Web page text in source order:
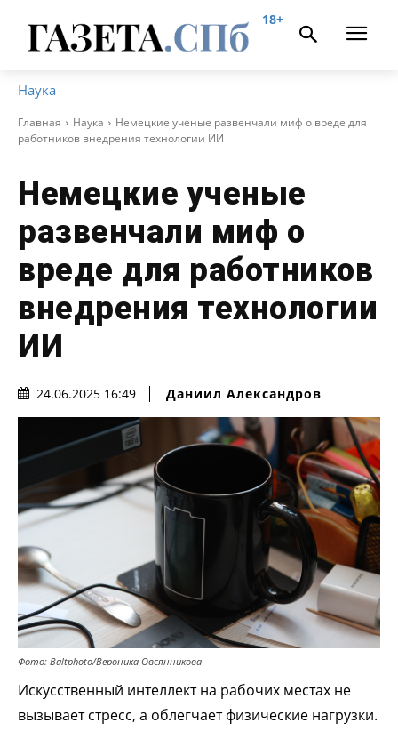
18+
Наука
Главная Наука
Немецкие ученые развенчали миф о вреде для
работников внедрения технологии ИИ
Немецкие ученые
развенчали миф о
вреде для работников
внедрения технологии
ИИ
24.06.2025 16:49 Даниил Александров
Фото: Baltphoto/Вероника Овсянникова
Искусственный интеллект на рабочих местах не
вызывает стресс, а облегчает физические нагрузки.